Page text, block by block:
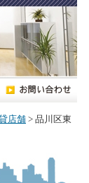
店舗 > 品川区東